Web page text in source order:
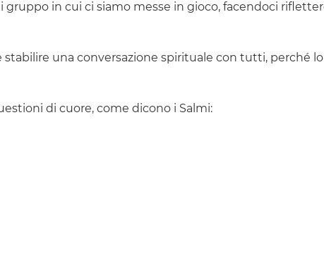
in cui ci siamo messe in gioco, facendoci
una conversazione spirituale con tutti, perché
di cuore, come dicono i Salmi: